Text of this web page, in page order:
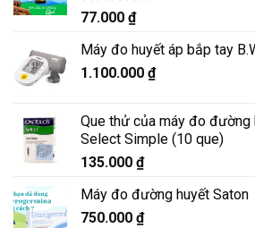
Được xếp
5.00
5 sao
77.000 ₫
Máy đo huyết áp bắp tay
1.100.000 ₫
Que thử của máy đo đường
Select Simple (10 que)
135.000 ₫
Máy đo đường huyết Saton
750.000 ₫